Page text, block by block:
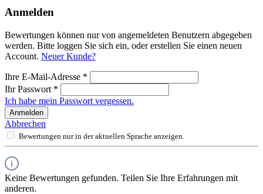
Anmelden
Bewertungen können nur von angemeldeten Benutzern abgegeben
werden. Bitte loggen Sie sich ein, oder erstellen Sie einen neuen
Account. Neuer Kunde?
Ihre E-Mail-Adresse *
Ihr Passwort *
Ich habe mein Passwort vergessen.
Anmelden
Abbrechen
Bewertungen nur in der aktuellen Sprache anzeigen.
Keine Bewertungen gefunden. Teilen Sie Ihre Erfahrungen mit
anderen.